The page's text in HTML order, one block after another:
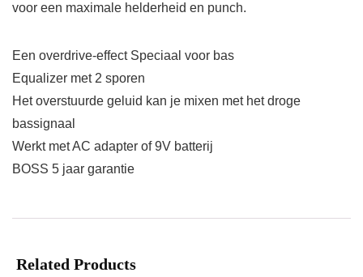
voor een maximale helderheid en punch.
Een overdrive-effect Speciaal voor bas
Equalizer met 2 sporen
Het overstuurde geluid kan je mixen met het droge
bassignaal
Werkt met AC adapter of 9V batterij
BOSS 5 jaar garantie
Related Products